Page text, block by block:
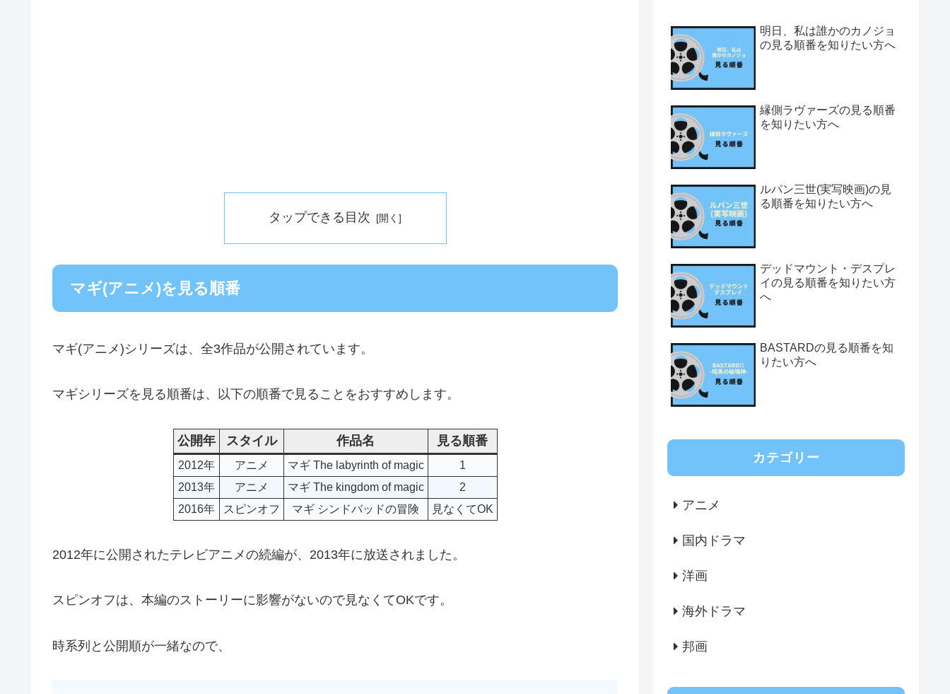
タップできる目次
マギ(アニメ)を見る順番
マギ(アニメ)シリーズは、全3作品が公開されています。
マギシリーズを見る順番は、以下の順番で見ることをおすすめします。
公開年 スタイル 作品名 見る順番
2012年 アニメ マギ The labyrinth of magic
1
2013年
アニメ マギ The kingdom of magic
2
2016年
スピンオフ マギ シンドバッドの冒険 見なくてOK
2012年に公開されたテレビアニメの続編が、2013年に放送されました。
スピンオフは、本編のストーリーに影響がないので見なくてOKです。
時系列と公開順が一緒なので、
明日、私は誰かのカノジョ
の見る順番を知りたい方へ
縁側ラヴァーズの見る順番
を知りたい方へ
ルパン三世(実写映画)の見
る順番を知りたい方へ
デッドマウント・デスプレ
イの見る順番を知りたい方
へ
BASTARDの見る順番を知
りたい方へ
カテゴリー
アニメ
国内ドラマ
洋画
海外ドラマ
邦画